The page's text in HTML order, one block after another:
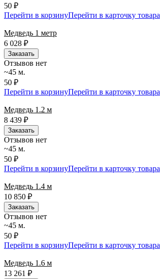
50 ₽
Перейти в корзинуПерейти в карточку товара
Медведь 1 метр
6 028 ₽
Заказать
Отзывов нет
~45 м.
50 ₽
Перейти в корзинуПерейти в карточку товара
Медведь 1.2 м
8 439 ₽
Заказать
Отзывов нет
~45 м.
50 ₽
Перейти в корзинуПерейти в карточку товара
Медведь 1.4 м
10 850 ₽
Заказать
Отзывов нет
~45 м.
50 ₽
Перейти в корзинуПерейти в карточку товара
Медведь 1.6 м
13 261
₽